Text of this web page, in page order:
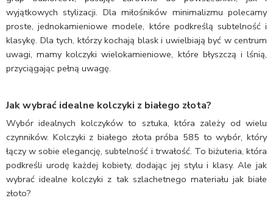
wyjątkowych stylizacji. Dla miłośników minimalizmu polecamy
proste, jednokamieniowe modele, które podkreślą subtelność i
klasykę. Dla tych, którzy kochają blask i uwielbiają być w centrum
uwagi, mamy kolczyki wielokamieniowe, które błyszczą i lśnią,
przyciągając pełną uwagę.
Jak wybrać idealne kolczyki z białego złota?
Wybór idealnych kolczyków to sztuka, która zależy od wielu
czynników. Kolczyki z białego złota próba 585 to wybór, który
łączy w sobie elegancję, subtelność i trwałość. To biżuteria, która
podkreśli urodę każdej kobiety, dodając jej stylu i klasy. Ale jak
wybrać idealne kolczyki z tak szlachetnego materiału jak białe
złoto?